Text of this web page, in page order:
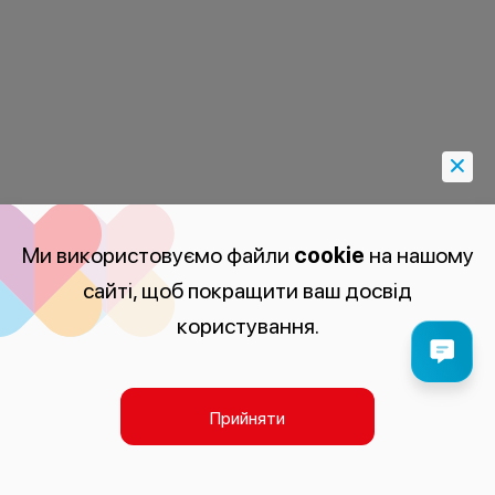
Ми використовуємо файли cookie на нашому
сайті, щоб покращити ваш досвід
користування.
Прийняти